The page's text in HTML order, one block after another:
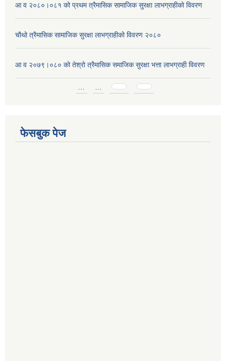
आ व २०८०।०८१ को प्रथम त्रैमासिक सामाजिक सुरक्षा लाभग्राहीको विवरण
चौथो त्रैमासिक सामाजिक सुरक्षा लाभग्राहीको विवरण २०८०
आ व २०७९।०८० को तेश्रो त्रैमासिक समाजिक सुरक्षा भत्ता लाभग्राही विवरण
फेसबुक पेज